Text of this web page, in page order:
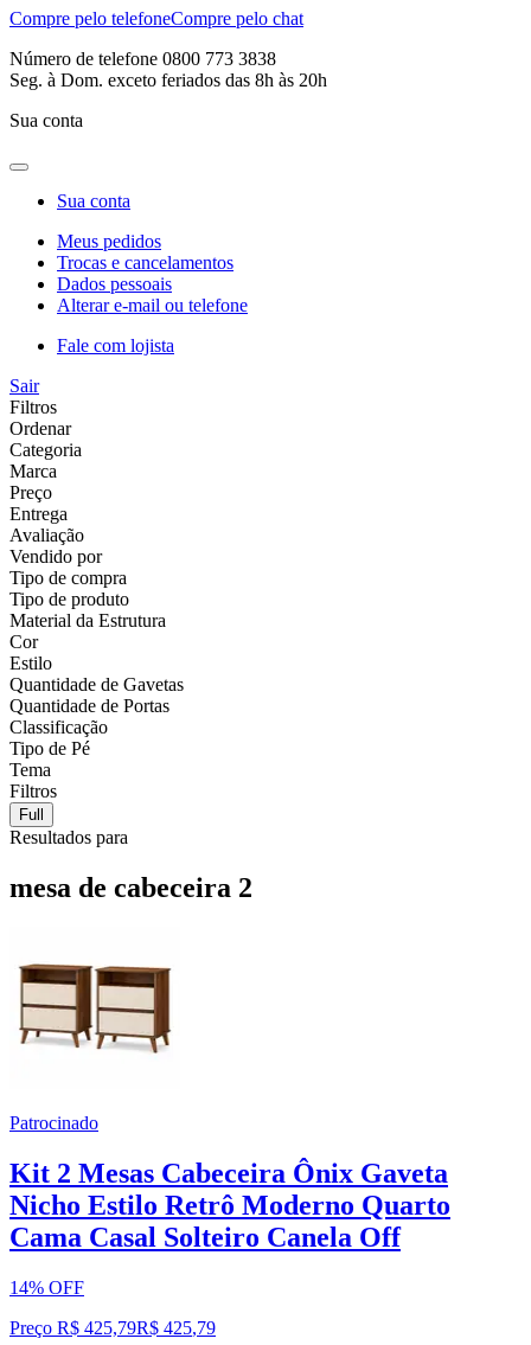
Compre pelo telefoneCompre pelo chat
Número de telefone 0800 773 3838
Seg. à Dom. exceto feriados das 8h às 20h
Sua conta
Sua conta
Meus pedidos
Trocas e cancelamentos
Dados pessoais
Alterar e-mail ou telefone
Fale com lojista
Sair
Filtros
Ordenar
Categoria
Marca
Preço
Entrega
Avaliação
Vendido por
Tipo de compra
Tipo de produto
Material da Estrutura
Cor
Estilo
Quantidade de Gavetas
Quantidade de Portas
Classificação
Tipo de Pé
Tema
Filtros
Full
Resultados para
mesa de cabeceira 2
Patrocinado
Kit 2 Mesas Cabeceira Ônix Gaveta
Nicho Estilo Retrô Moderno Quarto
Cama Casal Solteiro Canela Off
14% OFF
Preço R$ 425,79R$ 425,79